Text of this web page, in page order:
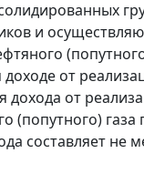
и
от
дохода от
(попутного) газа
составляет не